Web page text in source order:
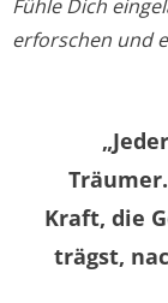
Fühle Dich
erforschen und
Kraft, die
trägst,